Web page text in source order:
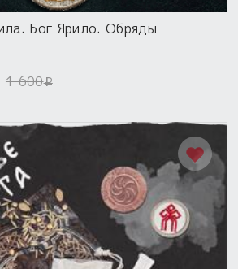
Бог Ярило. Обряды
1 600i